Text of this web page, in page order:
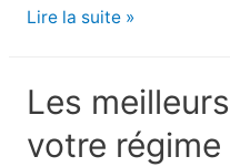
6
peuvent
aggraver
Lire la suite »
Les
votre